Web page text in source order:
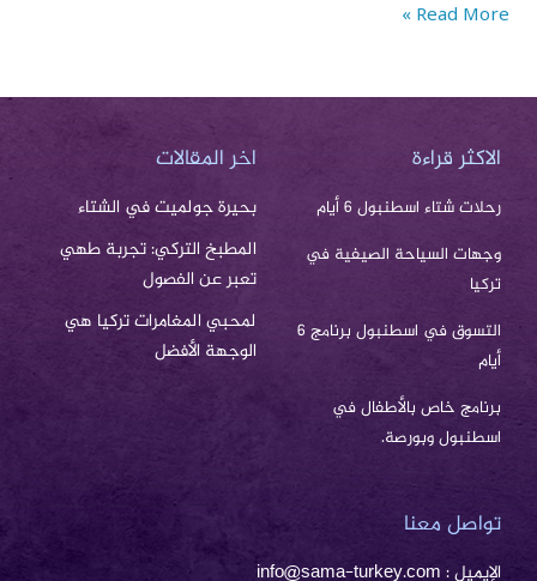
Read More »
الاكثر قراءة
رحلات شتاء اسطنبول 6 أيام
وجهات السياحة الصيفية في
تركيا
التسوق في اسطنبول برنامج 6
أيام
برنامج خاص بالأطفال في
اسطنبول وبورصة.
اخر المقالات
بحيرة جولميت في الشتاء
المطبخ التركي: تجربة طهي
تعبر عن الفصول
لمحبي المغامرات تركيا هي
الوجهة الأفضل
تواصل معنا
الإيميل : info@sama-turkey.com